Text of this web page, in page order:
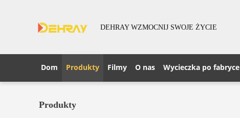
DEHRAY WZMOCNIJ SWOJE ŻYCIE
Dom Produkty Filmy O nas Wycieczka po fabryce
Produkty